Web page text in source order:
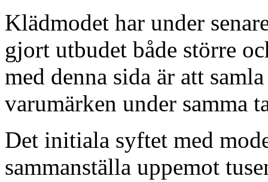
Klädmodet har under
gjort utbudet både större
med denna sida är att
varumärken under samma
Det initiala syftet med
sammanställa uppemot